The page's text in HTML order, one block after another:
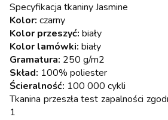
Specyfikacja tkaniny Jasmine
Kolor: czarny
Kolor przeszyć: biały
Kolor lamówki: biały
Gramatura: 250 g/m2
Skład: 100% poliester
Ścieralność: 100 000 cykli
Tkanina przeszła test zapalności
1